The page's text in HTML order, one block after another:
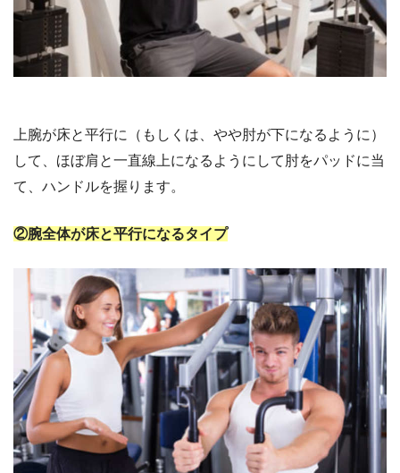
上腕が床と平行に（もしくは、やや肘が下になるように）
して、ほぼ肩と一直線上になるようにして肘をパッドに当
て、ハンドルを握ります。
②腕全体が床と平行になるタイプ